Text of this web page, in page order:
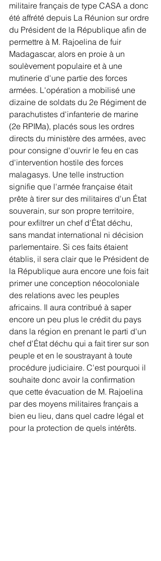
militaire français de type CASA a donc
été affrété depuis La Réunion sur ordre
du Président de la République afin de
permettre à M. Rajoelina de fuir
Madagascar, alors en proie à un
soulèvement populaire et à une
mutinerie d'une partie des forces
armées. L'opération a mobilisé une
dizaine de soldats du 2e Régiment de
parachutistes d'infanterie de marine
(2e RPIMa), placés sous les ordres
directs du ministère des armées, avec
pour consigne d'ouvrir le feu en cas
d'intervention hostile des forces
malagasys. Une telle instruction
signifie que l'armée française était
prête à tirer sur des militaires d'un État
souverain, sur son propre territoire,
pour exfiltrer un chef d'État déchu,
sans mandat international ni décision
parlementaire. Si ces faits étaient
établis, il sera clair que le Président de
la République aura encore une fois fait
primer une conception néocoloniale
des relations avec les peuples
africains. Il aura contribué à saper
encore un peu plus le crédit du pays
dans la région en prenant le parti d'un
chef d'État déchu qui a fait tirer sur son
peuple et en le soustrayant à toute
procédure judiciaire. C'est pourquoi il
souhaite donc avoir la confirmation
que cette évacuation de M. Rajoelina
par des moyens militaires français a
bien eu lieu, dans quel cadre légal et
pour la protection de quels intérêts.